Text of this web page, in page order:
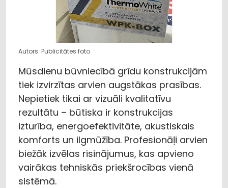
Autors: Publicitātes foto
Mūsdienu būvniecībā grīdu konstrukcijām
tiek izvirzītas arvien augstākas prasības.
Nepietiek tikai ar vizuāli kvalitatīvu
rezultātu – būtiska ir konstrukcijas
izturība, energoefektivitāte, akustiskais
komforts un ilgmūžība. Profesionāļi arvien
biežāk izvēlas risinājumus, kas apvieno
vairākas tehniskās priekšrocības vienā
sistēmā.